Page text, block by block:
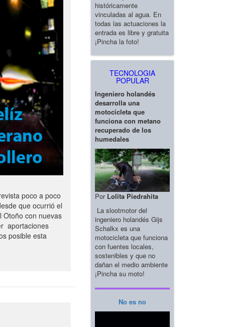
poco a poco
que ocurrió el
Otoño con nuevas
aportaciones
posible esta
históricamente
vinculadas al agua. En
todas las actuaciones la
entrada es libre y gratuita
¡Pincha la foto!
TECNOLOGIA
POPULAR
Ingeniero holandés
desarrolla una
motocicleta que
funciona con metano
recuperado de los
humedales
Por Lolita Piedrahita
La slootmotor del
ingeniero holandés Gijs
Schalkx es una
motocicleta que funciona
con fuentes locales,
sostenibles y que no
dañan el medio ambiente
¡Pincha su moto!
No es no